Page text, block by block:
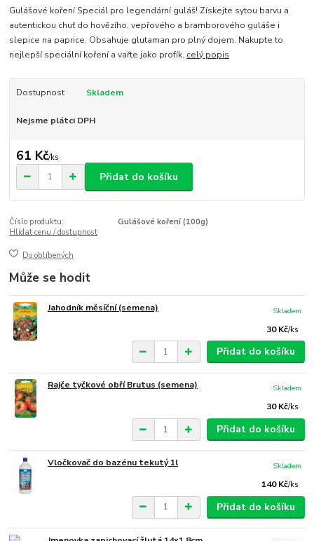
Gulášové koření Speciál pro legendární guláš! Získejte sytou barvu a
autentickou chuť do hovězího, vepřového a bramborového guláše i
slepice na paprice. Obsahuje glutaman pro plný dojem. Nakupte to
nejlepší speciální koření a vařte jako profík. celý popis
Dostupnost Skladem
Nejsme plátci DPH
61 Kč/ks
Přidat do košíku
Číslo produktu:
Gulášové koření (100g)
Hlídat cenu / dostupnost
Do oblíbených
Může se hodit
Jahodník měsíční (semena)
30 Kč/ks
Skladem
Přidat do košíku
Rajče tyčkové obří Brutus (semena)
30 Kč/ks
Skladem
Přidat do košíku
Vločkovač do bazénu tekutý 1l
140 Kč/ks
Skladem
Přidat do košíku